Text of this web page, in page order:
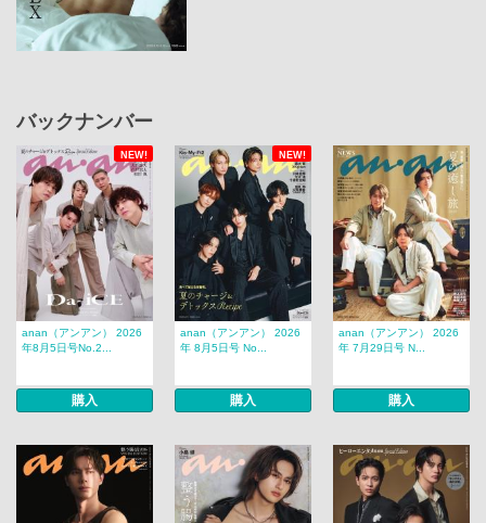
バックナンバー
NEW! NEW!
anan（アンアン） 2026
年8月5日号No.2...
購入
anan（アンアン） 2026
年 8月5日号 No...
購入
anan（アンアン） 2026
年 7月29日号 N...
購入